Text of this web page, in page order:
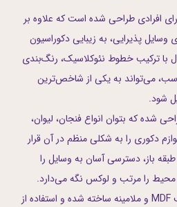
افرادی طراحی شده است که علاوه بر
پذیرایی، به زیبایی دکوراسیون
با ترکیب خطوط نئوکلاسیک، رنگ‌بندی
می‌تواند به یکی از شاخص‌ترین
شود.
شده که بتوان انواع فنجان، لیوان،
دکوری را به شکلی منظم در آن قرار
باز، دسترسی آسان به وسایل را
را مرتب و لوکس نگه می‌دارد.
بدنه کافی بار مدل طهران از ترکیب MDF و ملامینه ساخته شده و استفاده از